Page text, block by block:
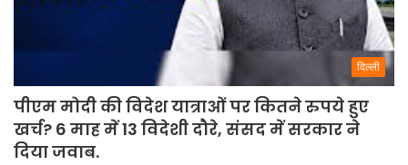
दिल्ली
पीएम मोदी की विदेश यात्राओं पर कितने रुपये हुए
खर्च? 6 माह में 13 विदेशी दौरे, संसद में सरकार ने
दिया जवाब.